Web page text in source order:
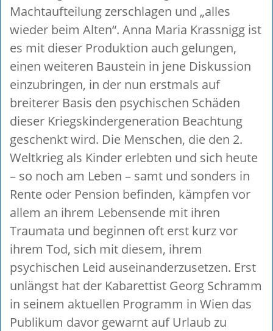
Machtaufteilung zerschlagen und „alles
wieder beim Alten“. Anna Maria Krassnigg ist
es mit dieser Produktion auch gelungen,
einen weiteren Baustein in jene Diskussion
einzubringen, in der nun erstmals auf
breiterer Basis den psychischen Schäden
dieser Kriegskindergeneration Beachtung
geschenkt wird. Die Menschen, die den 2.
Weltkrieg als Kinder erlebten und sich heute
– so noch am Leben – samt und sonders in
Rente oder Pension befinden, kämpfen vor
allem an ihrem Lebensende mit ihren
Traumata und beginnen oft erst kurz vor
ihrem Tod, sich mit diesem, ihrem
psychischen Leid auseinanderzusetzen. Erst
unlängst hat der Kabarettist Georg Schramm
in seinem aktuellen Programm in Wien das
Publikum davor gewarnt auf Urlaub zu